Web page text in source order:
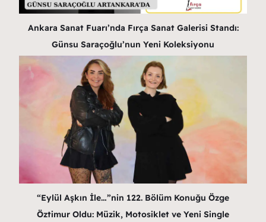
Ankara Sanat Fuarı’nda Fırça Sanat Galerisi Standı:
Günsu Saraçoğlu’nun Yeni Koleksiyonu
“Eylül Aşkın İle…”nin 122. Bölüm Konuğu Özge
Öztimur Oldu: Müzik, Motosiklet ve Yeni Single